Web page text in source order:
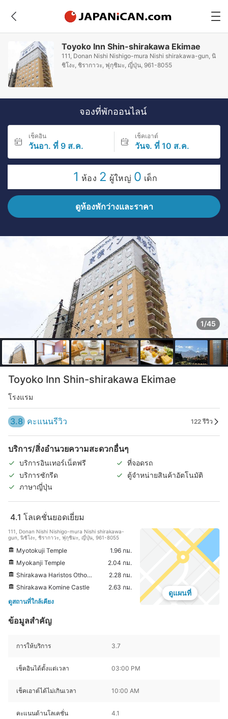
Toyoko Inn Shin-shirakawa Ekimae
111, Donan Nishi Nishigo-mura Nishi shirakawa-gun, นิ
ชิโงะ, ชิรากาวะ, ฟุกุชิมะ, ญี่ปุ่น, 961-8055
จองที่พักออนไลน์
เช็คอิน
วันอา. ที่ 9 ส.ค.
เช็คเอาต์
วันจ. ที่ 10 ส.ค.
1 ห้อง 2 ผู้ใหญ่ 0 เด็ก
ดูห้องพักว่างและราคา
1/45
Toyoko Inn Shin-shirakawa Ekimae
โรงแรม
3.8 คะแนนรีวิว 122 รีวิว
บริการ/สิ่งอำนวยความสะดวกอื่นๆ
บริการอินเทอร์เน็ตฟรี
ที่จอดรถ
บริการซักรีด
ตู้จำหน่ายสินค้าอัตโนมัติ
ภาษาญี่ปุ่น
4.1 โลเคชั่นยอดเยี่ยม
111, Donan Nishi Nishigo-mura Nishi shirakawa-
gun, นิชิโงะ, ชิรากาวะ, ฟุกุชิมะ, ญี่ปุ่น, 961-8055
Myotokuji Temple
1.96 กม.
Myokanji Temple
2.04 กม.
Shirakawa Haristos Othodox Church
2.28 กม.
Shirakawa Komine Castle
2.63 กม.
ดูสถานที่ใกล้เคียง
ดูแผนที่
ข้อมูลสำคัญ
การให้บริการ 3.7
เช็คอินได้ตั้งแต่เวลา 03:00 PM
เช็คเอาต์ได้ไม่เกินเวลา 10:00 AM
คะแนนด้านโลเคชั่น 4.1